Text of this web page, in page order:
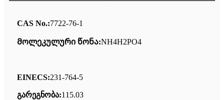
CAS No.:7722-76-1
Მოლეკულური წონა:NH4H2PO4
EINECS:231-764-5
გარეგნობა:115.03